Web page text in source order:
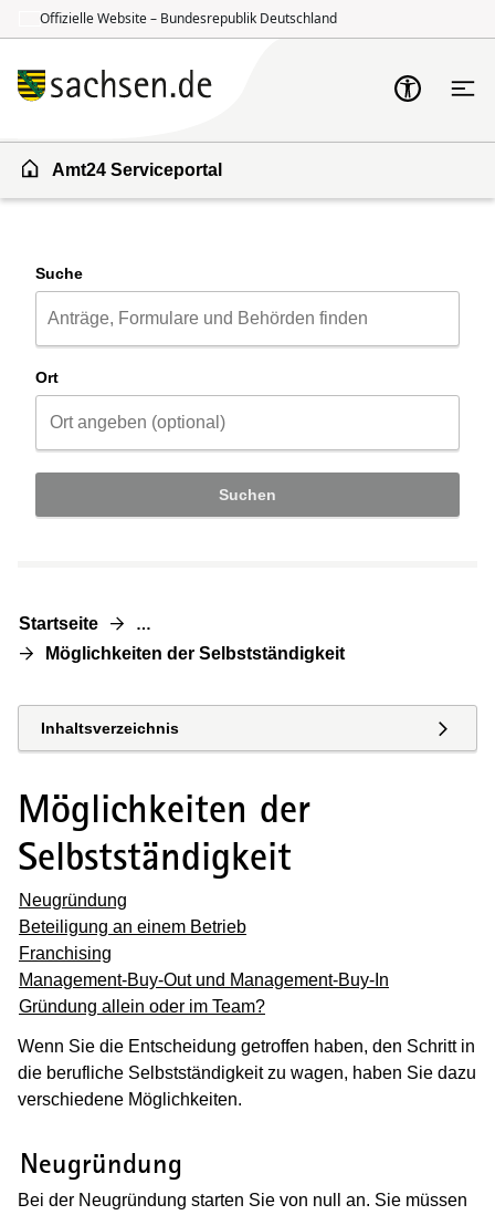
Offizielle Website – Bundesrepublik Deutschland
Amt24 Serviceportal
Suche
Ort
Suchen
Startseite …
Möglichkeiten der Selbstständigkeit
Inhaltsverzeichnis
Möglichkeiten der
Selbstständigkeit
Neugründung
Beteiligung an einem Betrieb
Franchising
Management-Buy-Out und Management-Buy-In
Gründung allein oder im Team?
Wenn Sie die Entscheidung getroffen haben, den Schritt in
die berufliche Selbstständigkeit zu wagen, haben Sie dazu
verschiedene Möglichkeiten.
(Wird in einem neuen Fenster
Neugründung
Bei der Neugründung starten Sie von null an. Sie müssen